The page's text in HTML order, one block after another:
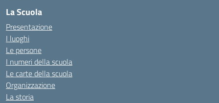
La Scuola
Presentazione
I luoghi
Le persone
I numeri della scuola
Le carte della scuola
Organizzazione
La storia